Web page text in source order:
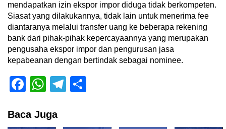
mendapatkan izin ekspor impor diduga tidak berkompeten.
Siasat yang dilakukannya, tidak lain untuk menerima fee
diantaranya melalui transfer uang ke beberapa rekening
bank dari pihak-pihak kepercayaannya yang merupakan
pengusaha ekspor impor dan pengurusan jasa
kepabeanan dengan bertindak sebagai nominee.
Facebook
WhatsApp
Telegram
Baca Juga